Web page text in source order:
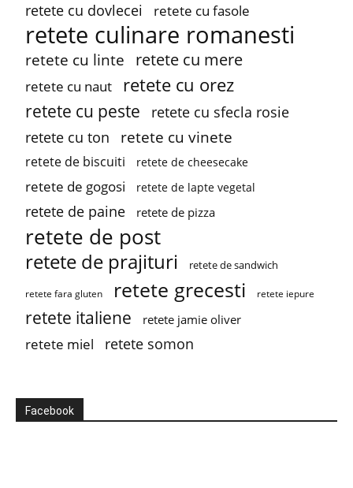
retete cu dovlecei retete cu fasole
retete culinare romanesti
retete cu linte retete cu mere
retete cu naut
retete cu orez
retete cu peste
retete cu sfecla rosie
retete cu ton
retete cu vinete
retete de biscuiti retete de cheesecake
retete de gogosi retete de lapte vegetal
retete de paine retete de pizza
retete de post
retete de prajituri retete de sandwich
retete fara gluten retete grecesti retete iepure
retete italiene retete jamie oliver
retete miel retete somon
Facebook